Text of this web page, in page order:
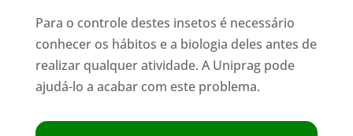
Para o controle destes insetos é necessário
conhecer os hábitos e a biologia deles antes de
realizar qualquer atividade. A Uniprag pode
ajudá-lo a acabar com este problema.